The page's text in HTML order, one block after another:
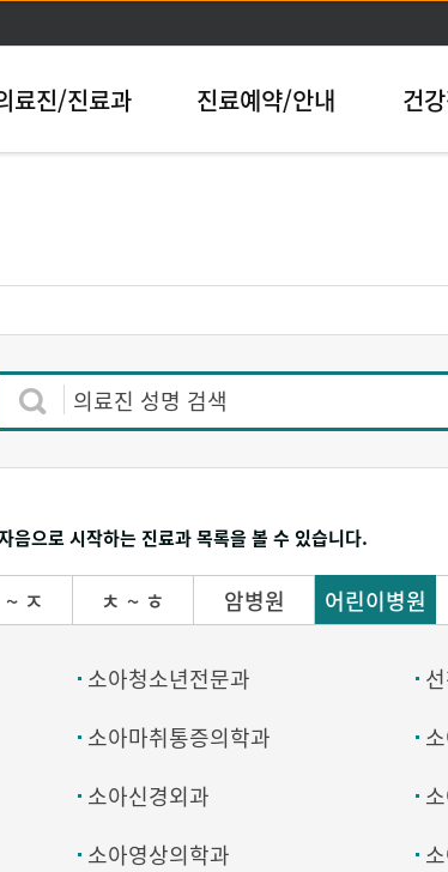
본문바로
료진/진료과 진료예약/안내 건
의료진 성명 검색
음으로 시작하는 진료과 목록을 볼 수 있습니다.
~ ㅈ ㅊ ~ ㅎ 암병원 어린이병원
소아청소년전문과
소아마취통증의학과
소아신경외과
소아영상의학과